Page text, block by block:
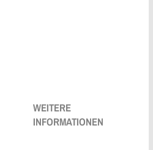
WEITERE
INFORMATIONEN